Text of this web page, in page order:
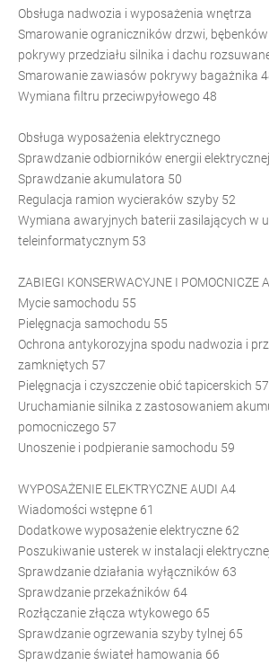
Obsługa nadwozia i wyposażenia wnętrza
Smarowanie ograniczników drzwi,
pokrywy przedziału silnika i dachu
Smarowanie zawiasów pokrywy bagażnika
Wymiana filtru przeciwpyłowego 48
Obsługa wyposażenia elektrycznego
Sprawdzanie odbiorników energii
Sprawdzanie akumulatora 50
Regulacja ramion wycieraków szyby 52
Wymiana awaryjnych baterii zasilających w
teleinformatycznym 53
ZABIEGI KONSERWACYJNE I POMOCNICZE
Mycie samochodu 55
Pielęgnacja samochodu 55
Ochrona antykorozyjna spodu nadwozia i
zamkniętych 57
Pielęgnacja i czyszczenie obić tapicerskich 57
Uruchamianie silnika z zastosowaniem
pomocniczego 57
Unoszenie i podpieranie samochodu 59
WYPOSAŻENIE ELEKTRYCZNE AUDI A4
Wiadomości wstępne 61
Dodatkowe wyposażenie elektryczne 62
Poszukiwanie usterek w instalacji
Sprawdzanie działania wyłączników 63
Sprawdzanie przekaźników 64
Rozłączanie złącza wtykowego 65
Sprawdzanie ogrzewania szyby tylnej 65
Sprawdzanie świateł hamowania 66